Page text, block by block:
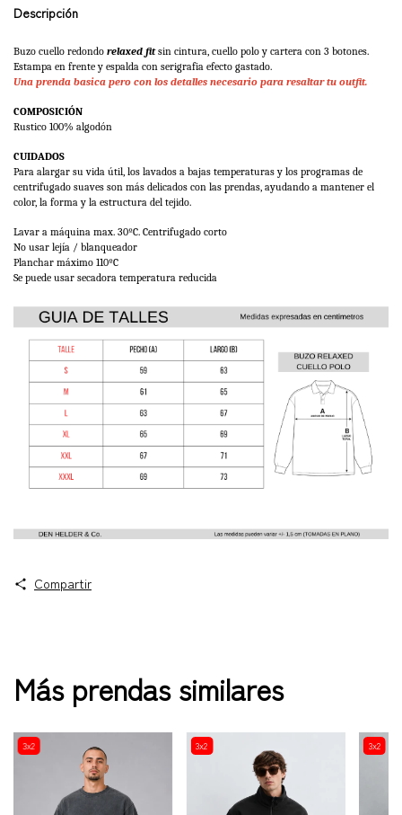
Descripción
Buzo cuello redondo relaxed fit sin cintura, cuello polo y cartera con 3 botones.
Estampa en frente y espalda con serigrafia efecto gastado.
Una prenda basica pero con los detalles necesario para resaltar tu outfit.
COMPOSICIÓN
Rustico 100% algodón
CUIDADOS
Para alargar su vida útil, los lavados a bajas temperaturas y los programas de
centrifugado suaves son más delicados con las prendas, ayudando a mantener el
color, la forma y la estructura del tejido.
Lavar a máquina max. 30ºC. Centrifugado corto
No usar lejía / blanqueador
Planchar máximo 110ºC
Se puede usar secadora temperatura reducida
Compartir
Más prendas similares
3x2 3x2 3x2